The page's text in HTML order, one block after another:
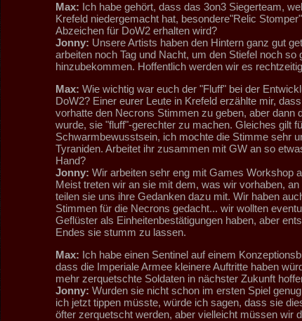
Max: Ich habe gehört, dass das 3on3 Siegerteam,
Krefeld niedergemacht hat, besondere"Relic
Abzeichen für DoW2 erhalten wird?
Jonny: Unsere Artists haben den Hintern ganz gut
arbeiten noch Tag und Nacht, um den Stiefel noch so
hinzubekommen. Hoffentlich werden wir es
Max: Wie wichtig war euch der "Fluff" bei der
DoW2? Einer eurer Leute in Krefeld erzählte mir,
vorhatte den Necrons Stimmen zu geben, aber dann
wurde, sie "fluff"-gerechter zu machen. Gleiches gilt
Schwarmbewusstsein, ich mochte die Stimme sehr
Tyraniden. Arbeitet ihr zusammen mit GW an so
Hand?
Jonny: Wir arbeiten sehr eng mit Games Workshop
Meist treten wir an sie mit dem, was wir vorhaben,
teilen sie uns ihre Gedanken dazu mit. Wir haben
Stimmen für die Necrons gedacht... wir wollten
Geflüster als Einheitenbestätigungen haben, aber
Endes sie stumm zu lassen.
Max: Ich habe einen Sentinel auf einem
dass die Imperiale Armee kleinere Auftritte haben
mehr zerquetschte Soldaten in nächster Zukunft
Jonny: Wurden sie nicht schon im ersten Spiel
ich jetzt tippen müsste, würde ich sagen, dass sie
öfter zerquetscht werden, aber vielleicht müssen wir